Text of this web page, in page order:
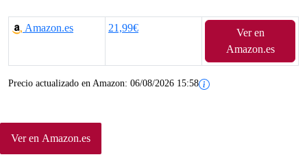
Amazon.es 21,99€
Ver en
Amazon.es
Precio actualizado en Amazon: 06/08/2026 15:58
Ver en Amazon.es